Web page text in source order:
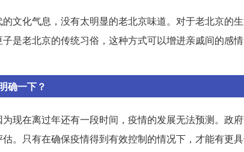
文化气息，没有太明显的老北京味道。对于老北京的
是老北京的传统习俗，这种方式可以增进亲戚间的感
确一下？
现在离过年还有一段时间，疫情的发展无法预测。政
。只有在确保疫情得到有效控制的情况下，才能有更具